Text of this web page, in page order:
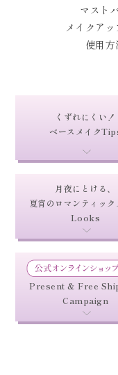
マスト
メイクア
使用方
くずれにくい！
ベースメイク
月夜にとける、
夏宵のロマンティック
Looks
Present & Free
Campaign